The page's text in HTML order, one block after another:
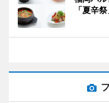
「夏辛